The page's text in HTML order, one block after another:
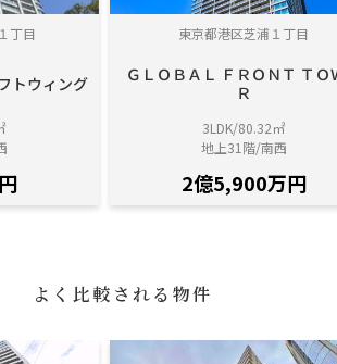
丁目
トウィング
東京都港区芝浦１丁目
ＧＬＯＢＡＬ ＦＲＯＮＴ ＴＯ
Ｒ
3LDK/80.32㎡
地上31階/南西
2億5,900万円
よく比較される物件